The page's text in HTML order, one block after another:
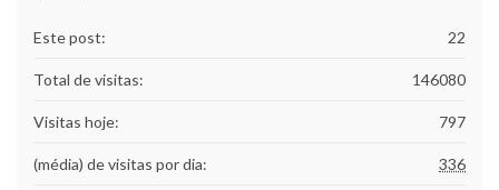
22
Este post:
146080
Total de visitas:
797
Visitas hoje:
336
(média) de visitas por dia: